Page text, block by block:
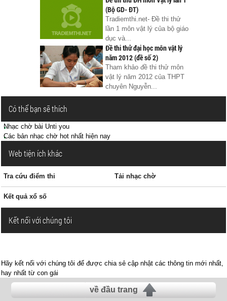
(Bộ GD- ĐT)
Tradiemthi.net- Đề thi thử
lần 1 môn vật lý của bộ giáo
dục và...
Đề thi thử đại học môn vật lý
năm 2012 (đề số 2)
Tham khảo đề thi thử môn
vật lý năm 2012 của THPT
chuyên Nguyễn...
Có thể bạn sẽ thích
Nhạc chờ bài Unti you
Các bản nhạc chờ hot nhất hiện nay
Web tiện ích khác
Tra cứu điểm thi Tải nhạc chờ
Kết quả xổ số
Kết nối với chúng tôi
Hãy kết nối với chúng tôi để được chia sẻ cập nhật các thông tin mới nhất,
hay nhất từ con gái
về đầu trang